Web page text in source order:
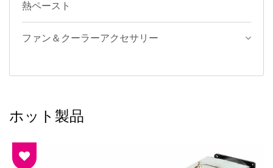
熱ペースト
ファン＆クーラーアクセサリー
ホット製品